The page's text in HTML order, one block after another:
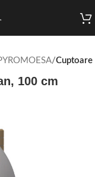
Cuptoare
100 cm